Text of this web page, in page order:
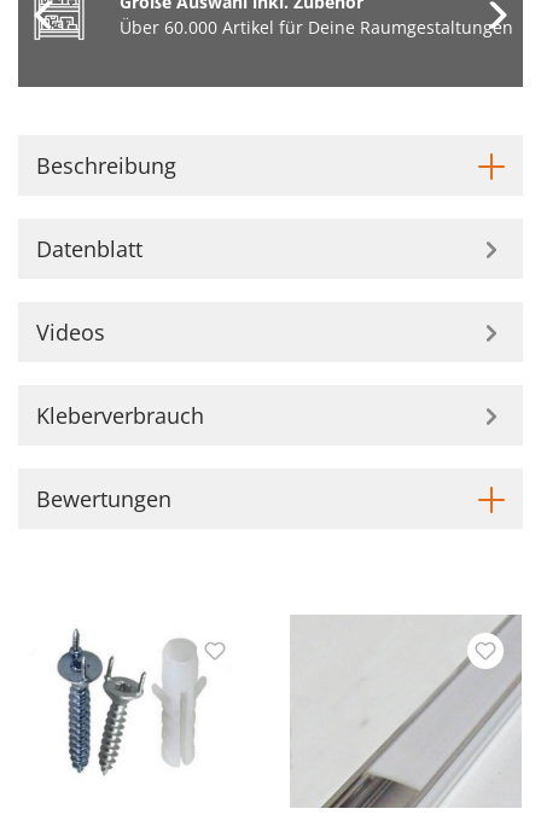
Über 60.000 Artikel für Deine Raumgestaltungen
Beschreibung
Datenblatt
Videos
Kleberverbrauch
Bewertungen